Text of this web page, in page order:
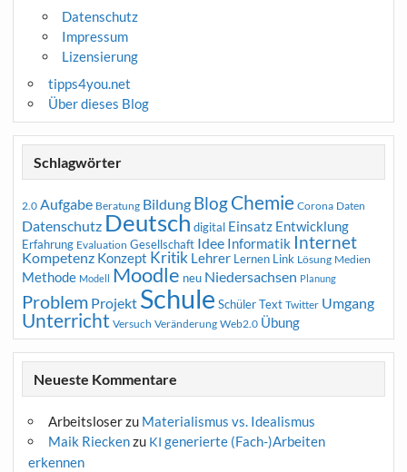
Datenschutz
Impressum
Lizensierung
tipps4you.net
Über dieses Blog
Schlagwörter
2.0 Aufgabe Beratung Bildung BlogChemie Corona Daten
Datenschutz Deutsch digital Einsatz Entwicklung
Erfahrung Evaluation Gesellschaft Idee Informatik Internet
Kompetenz Konzept Kritik Lehrer Lernen Link Lösung Medien
Methode Modell Moodle neu Niedersachsen Planung
Problem Projekt Schule Schüler Text Twitter Umgang
Unterricht Versuch Veränderung Web2.0 Übung
Neueste Kommentare
Arbeitsloserzu Materialismus vs. Idealismus
Maik Rieckenzu KI generierte (Fach-)Arbeiten
erkennen